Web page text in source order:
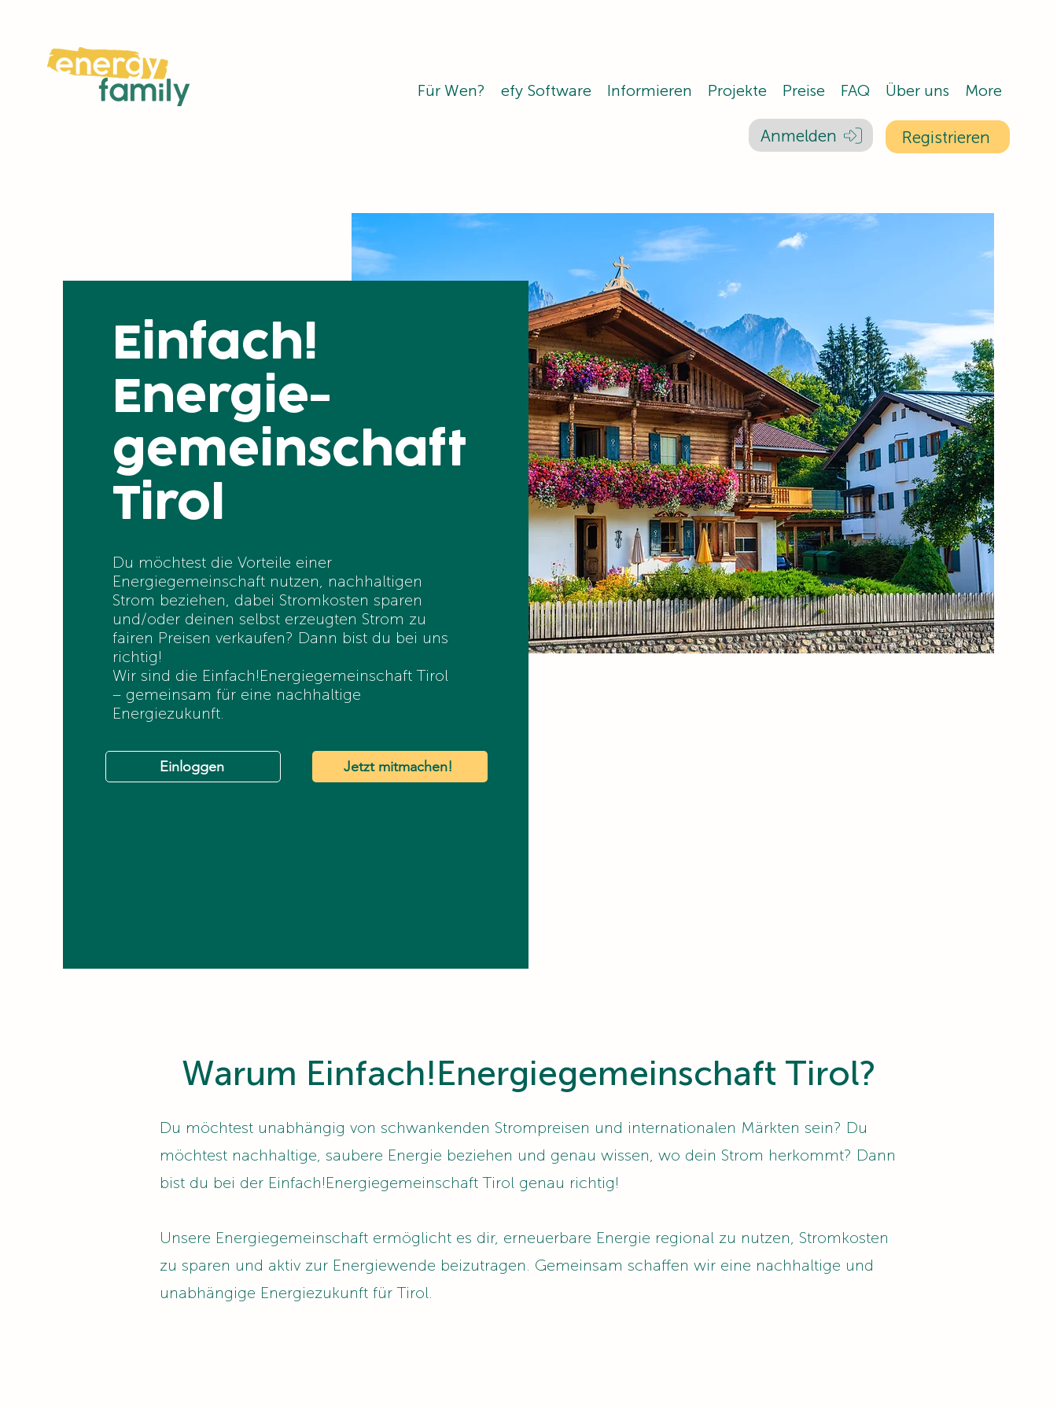
Für Wen? efy Software Informieren Projekte Preise FAQ Über uns More
Anmelden Registrieren
Einfach!
Energie-
gemeinschaft
Tirol
Du möchtest die Vorteile einer
Energiegemeinschaft nutzen, nachhaltigen
Strom beziehen, dabei Stromkosten sparen
und/oder deinen selbst erzeugten Strom zu
fairen Preisen verkaufen? Dann bist du bei uns
richtig!
Wir sind die Einfach!Energiegemeinschaft Tirol
– gemeinsam für eine nachhaltige
Energiezukunft.
Einloggen Jetzt mitmachen!
Warum Einfach!Energiegemeinschaft Tirol?
Du möchtest unabhängig von schwankenden Strompreisen und internationalen Märkten sein? Du
möchtest nachhaltige, saubere Energie beziehen und genau wissen, wo dein Strom herkommt? Dann
bist du bei der Einfach!Energiegemeinschaft Tirol genau richtig!
Unsere Energiegemeinschaft ermöglicht es dir, erneuerbare Energie regional zu nutzen, Stromkosten
zu sparen und aktiv zur Energiewende beizutragen. Gemeinsam schaffen wir eine nachhaltige und
unabhängige Energiezukunft für Tirol.